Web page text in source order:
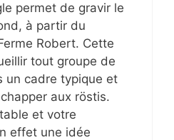
permet de gravir le
à partir du
Robert. Cette
tout groupe de
un cadre typique et
aux röstis.
et votre
effet une idée